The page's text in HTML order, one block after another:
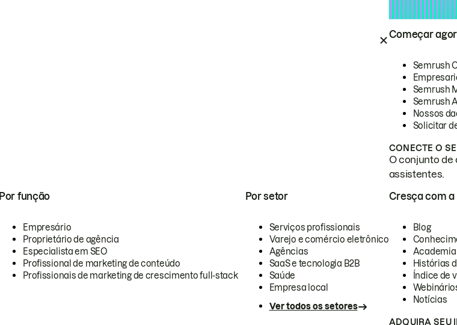
Começar
Semrush
Semrush
Semrush
Nossos
Solicitar
CONECTE O
O conjunto de
assistentes.
Por função
Empresário
Proprietário de agência
Especialista em SEO
Profissional de marketing de conteúdo
Profissionais de marketing de crescimento full-stack
Por setor
Serviços profissionais
Varejo e comércio eletrônico
Agências
SaaS e tecnologia B2B
Saúde
Empresa local
Ver todos os setores
Cresça com a
Blog
Academia
Histórias
Índice de
Notícias
ADQUIRA SEU